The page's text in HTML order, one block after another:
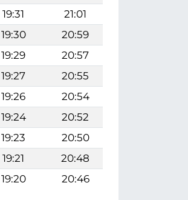
19:31
21:01
19:30
20:59
19:29
20:57
19:27
20:55
19:26
20:54
19:24
20:52
19:23
20:50
19:21
20:48
19:20 20:46